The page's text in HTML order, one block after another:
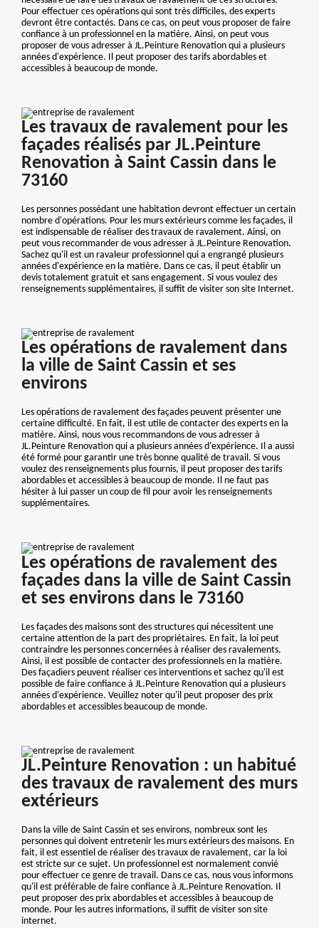
Pour effectuer ces opérations qui sont très difficiles, des experts
devront être contactés. Dans ce cas, on peut vous proposer de faire
confiance à un professionnel en la matière. Ainsi, on peut vous
proposer de vous adresser à JL.Peinture Renovation qui a plusieurs
années d'expérience. Il peut proposer des tarifs abordables et
accessibles à beaucoup de monde.
Les travaux de ravalement pour les
façades réalisés par JL.Peinture
Renovation à Saint Cassin dans le
73160
Les personnes possédant une habitation devront effectuer un certain
nombre d'opérations. Pour les murs extérieurs comme les façades, il
est indispensable de réaliser des travaux de ravalement. Ainsi, on
peut vous recommander de vous adresser à JL.Peinture Renovation.
Sachez qu'il est un ravaleur professionnel qui a engrangé plusieurs
années d'expérience en la matière. Dans ce cas, il peut établir un
devis totalement gratuit et sans engagement. Si vous voulez des
renseignements supplémentaires, il suffit de visiter son site Internet.
Les opérations de ravalement dans
la ville de Saint Cassin et ses
environs
Les opérations de ravalement des façades peuvent présenter une
certaine difficulté. En fait, il est utile de contacter des experts en la
matière. Ainsi, nous vous recommandons de vous adresser à
JL.Peinture Renovation qui a plusieurs années d'expérience. Il a aussi
été formé pour garantir une très bonne qualité de travail. Si vous
voulez des renseignements plus fournis, il peut proposer des tarifs
abordables et accessibles à beaucoup de monde. Il ne faut pas
hésiter à lui passer un coup de fil pour avoir les renseignements
supplémentaires.
Les opérations de ravalement des
façades dans la ville de Saint Cassin
et ses environs dans le 73160
Les façades des maisons sont des structures qui nécessitent une
certaine attention de la part des propriétaires. En fait, la loi peut
contraindre les personnes concernées à réaliser des ravalements.
Ainsi, il est possible de contacter des professionnels en la matière.
Des façadiers peuvent réaliser ces interventions et sachez qu'il est
possible de faire confiance à JL.Peinture Renovation qui a plusieurs
années d'expérience. Veuillez noter qu'il peut proposer des prix
abordables et accessibles beaucoup de monde.
JL.Peinture Renovation : un habitué
des travaux de ravalement des murs
extérieurs
Dans la ville de Saint Cassin et ses environs, nombreux sont les
personnes qui doivent entretenir les murs extérieurs des maisons. En
fait, il est essentiel de réaliser des travaux de ravalement, car la loi
est stricte sur ce sujet. Un professionnel est normalement convié
pour effectuer ce genre de travail. Dans ce cas, nous vous informons
qu'il est préférable de faire confiance à JL.Peinture Renovation. Il
peut proposer des prix abordables et accessibles à beaucoup de
monde. Pour les autres informations, il suffit de visiter son site
internet.